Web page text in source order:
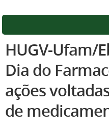
HUGV-Ufam/
Dia do
ações
de